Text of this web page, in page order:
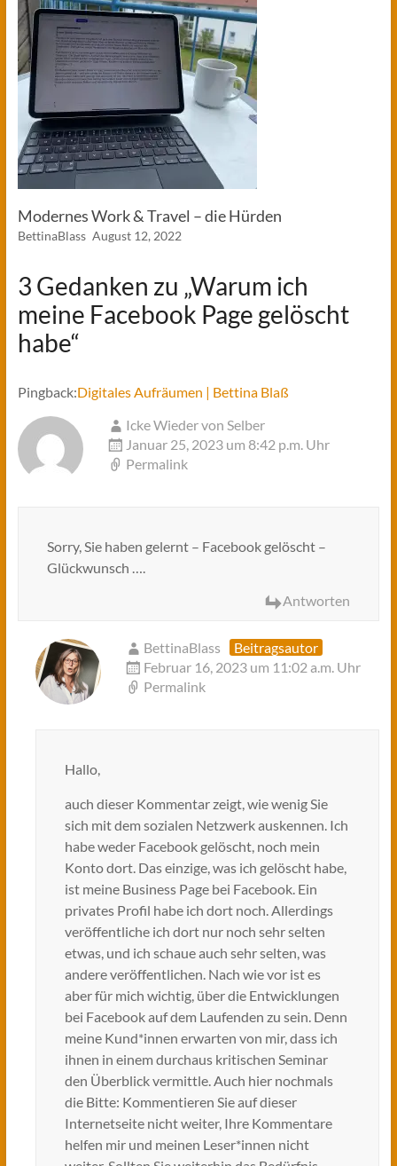
Modernes Work & Travel – die Hürden
BettinaBlass August 12, 2022
3 Gedanken zu „Warum ich
meine Facebook Page gelöscht
habe“
Pingback:Digitales Aufräumen | Bettina Blaß
Icke Wieder von Selber
Januar 25, 2023 um 8:42 p.m. Uhr
Permalink
Sorry, Sie haben gelernt – Facebook gelöscht –
Glückwunsch ….
Antworten
BettinaBlass
Beitragsautor
Februar 16, 2023 um 11:02 a.m. Uhr
Permalink
Hallo,
auch dieser Kommentar zeigt, wie wenig Sie
sich mit dem sozialen Netzwerk auskennen. Ich
habe weder Facebook gelöscht, noch mein
Konto dort. Das einzige, was ich gelöscht habe,
ist meine Business Page bei Facebook. Ein
privates Profil habe ich dort noch. Allerdings
veröffentliche ich dort nur noch sehr selten
etwas, und ich schaue auch sehr selten, was
andere veröffentlichen. Nach wie vor ist es
aber für mich wichtig, über die Entwicklungen
bei Facebook auf dem Laufenden zu sein. Denn
meine Kund*innen erwarten von mir, dass ich
ihnen in einem durchaus kritischen Seminar
den Überblick vermittle. Auch hier nochmals
die Bitte: Kommentieren Sie auf dieser
Internetseite nicht weiter, Ihre Kommentare
helfen mir und meinen Leser*innen nicht